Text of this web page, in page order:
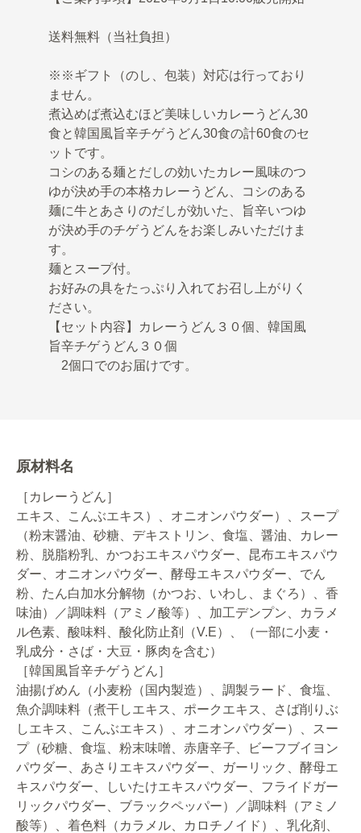
送料無料（当社負担）
※※ギフト（のし、包装）対応は行っており
ません。
煮込めば煮込むほど美味しいカレーうどん30
食と韓国風旨辛チゲうどん30食の計60食のセ
ットです。
コシのある麺とだしの効いたカレー風味のつ
ゆが決め手の本格カレーうどん、コシのある
麺に牛とあさりのだしが効いた、旨辛いつゆ
が決め手のチゲうどんをお楽しみいただけま
す。
麺とスープ付。
お好みの具をたっぷり入れてお召し上がりく
ださい。
【セット内容】カレーうどん３０個、韓国風
旨辛チゲうどん３０個
2個口でのお届けです。
原材料名
［カレーうどん］
エキス、こんぶエキス）、オニオンパウダー）、スープ
（粉末醤油、砂糖、デキストリン、食塩、醤油、カレー
粉、脱脂粉乳、かつおエキスパウダー、昆布エキスパウ
ダー、オニオンパウダー、酵母エキスパウダー、でん
粉、たん白加水分解物（かつお、いわし、まぐろ）、香
味油）／調味料（アミノ酸等）、加工デンプン、カラメ
ル色素、酸味料、酸化防止剤（V.E）、（一部に小麦・
乳成分・さば・大豆・豚肉を含む）
［韓国風旨辛チゲうどん］
油揚げめん（小麦粉（国内製造）、調製ラード、食塩、
魚介調味料（煮干しエキス、ポークエキス、さば削りぶ
しエキス、こんぶエキス）、オニオンパウダー）、スー
プ（砂糖、食塩、粉末味噌、赤唐辛子、ビーフブイヨン
パウダー、あさりエキスパウダー、ガーリック、酵母エ
キスパウダー、しいたけエキスパウダー、フライドガー
リックパウダー、ブラックペッパー）／調味料（アミノ
酸等）、着色料（カラメル、カロチノイド）、乳化剤、